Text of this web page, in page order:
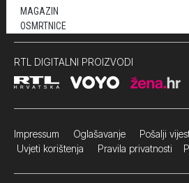
MAGAZIN
OSMRTNICE
RTL DIGITALNI PROIZVODI
Impressum Oglašavanje Pošalji
Uvjeti korištenja Pravila privatnosti